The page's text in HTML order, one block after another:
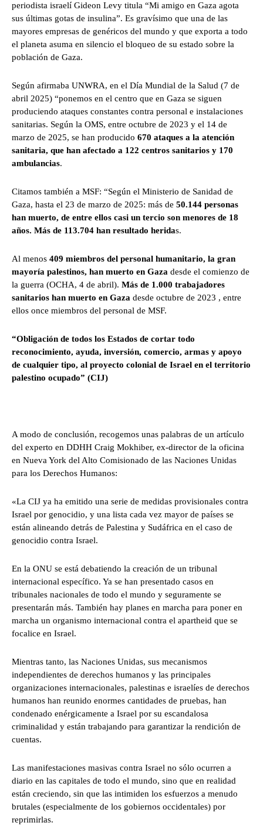
periodista israelí Gideon Levy titula “Mi amigo en Gaza agota
sus últimas gotas de insulina”. Es gravísimo que una de las
mayores empresas de genéricos del mundo y que exporta a todo
el planeta asuma en silencio el bloqueo de su estado sobre la
población de Gaza.
Según afirmaba UNWRA, en el Día Mundial de la Salud (7 de
abril 2025) “ponemos en el centro que en Gaza se siguen
produciendo ataques constantes contra personal e instalaciones
sanitarias. Según la OMS, entre octubre de 2023 y el 14 de
marzo de 2025, se han producido 670 ataques a la atención
sanitaria, que han afectado a 122 centros sanitarios y 170
ambulancias.
Citamos también a MSF: “Según el Ministerio de Sanidad de
Gaza, hasta el 23 de marzo de 2025: más de 50.144 personas
han muerto, de entre ellos casi un tercio son menores de 18
años. Más de 113.704 han resultado heridas.
Al menos 409 miembros del personal humanitario, la gran
mayoría palestinos, han muerto en Gaza desde el comienzo de
la guerra (OCHA, 4 de abril). Más de 1.000 trabajadores
sanitarios han muerto en Gaza desde octubre de 2023 , entre
ellos once miembros del personal de MSF.
“Obligación de todos los Estados de cortar todo
reconocimiento, ayuda, inversión, comercio, armas y apoyo
de cualquier tipo, al proyecto colonial de Israel en el territorio
palestino ocupado” (CIJ)
A modo de conclusión, recogemos unas palabras de un artículo
del experto en DDHH Craig Mokhiber, ex-director de la oficina
en Nueva York del Alto Comisionado de las Naciones Unidas
para los Derechos Humanos:
«La CIJ ya ha emitido una serie de medidas provisionales contra
Israel por genocidio, y una lista cada vez mayor de países se
están alineando detrás de Palestina y Sudáfrica en el caso de
genocidio contra Israel.
En la ONU se está debatiendo la creación de un tribunal
internacional específico. Ya se han presentado casos en
tribunales nacionales de todo el mundo y seguramente se
presentarán más. También hay planes en marcha para poner en
marcha un organismo internacional contra el apartheid que se
focalice en Israel.
Mientras tanto, las Naciones Unidas, sus mecanismos
independientes de derechos humanos y las principales
organizaciones internacionales, palestinas e israelíes de derechos
humanos han reunido enormes cantidades de pruebas, han
condenado enérgicamente a Israel por su escandalosa
criminalidad y están trabajando para garantizar la rendición de
cuentas.
Las manifestaciones masivas contra Israel no sólo ocurren a
diario en las capitales de todo el mundo, sino que en realidad
están creciendo, sin que las intimiden los esfuerzos a menudo
brutales (especialmente de los gobiernos occidentales) por
reprimirlas.